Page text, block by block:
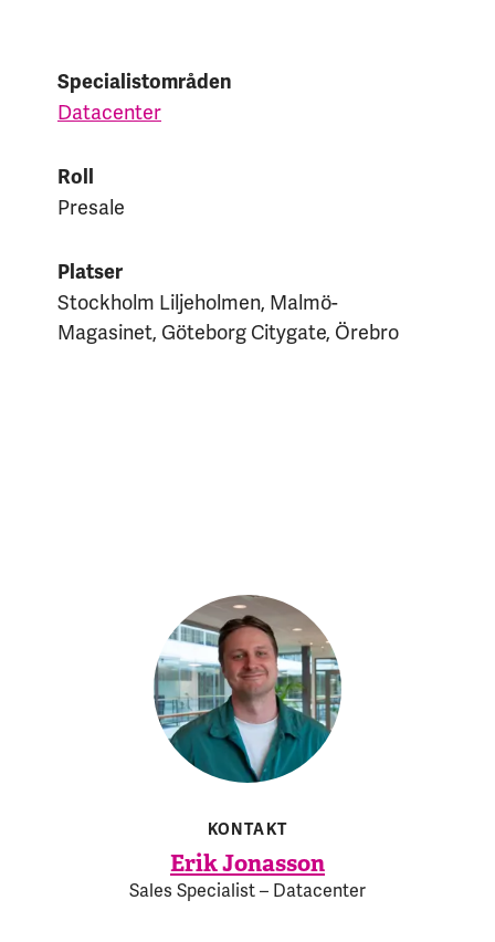
Specialistområden
Datacenter
Roll
Presale
Platser
Stockholm Liljeholmen, Malmö-
Magasinet, Göteborg Citygate, Örebro
KONTAKT
Erik Jonasson
Sales Specialist – Datacenter